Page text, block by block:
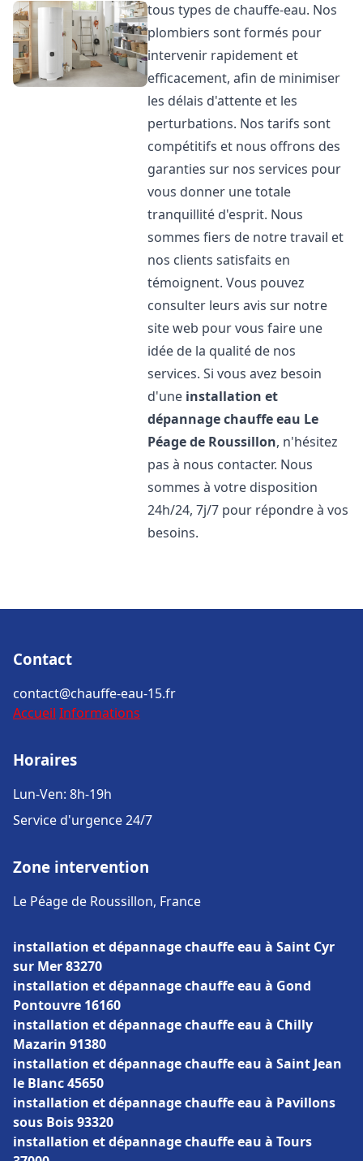
tous types de chauffe-eau. Nos
plombiers sont formés pour
intervenir rapidement et
efficacement, afin de minimiser
les délais d'attente et les
perturbations. Nos tarifs sont
compétitifs et nous offrons des
garanties sur nos services pour
vous donner une totale
tranquillité d'esprit. Nous
sommes fiers de notre travail et
nos clients satisfaits en
témoignent. Vous pouvez
consulter leurs avis sur notre
site web pour vous faire une
idée de la qualité de nos
services. Si vous avez besoin
d'une installation et
dépannage chauffe eau Le
Péage de Roussillon, n'hésitez
pas à nous contacter. Nous
sommes à votre disposition
24h/24, 7j/7 pour répondre à vos
besoins.
Contact
contact@chauffe-eau-15.fr
Accueil Informations
Horaires
Lun-Ven: 8h-19h
Service d'urgence 24/7
Zone intervention
Le Péage de Roussillon, France
installation et dépannage chauffe eau à Saint Cyr
sur Mer 83270
installation et dépannage chauffe eau à Gond
Pontouvre 16160
installation et dépannage chauffe eau à Chilly
Mazarin 91380
installation et dépannage chauffe eau à Saint Jean
le Blanc 45650
installation et dépannage chauffe eau à Pavillons
sous Bois 93320
installation et dépannage chauffe eau à Tours